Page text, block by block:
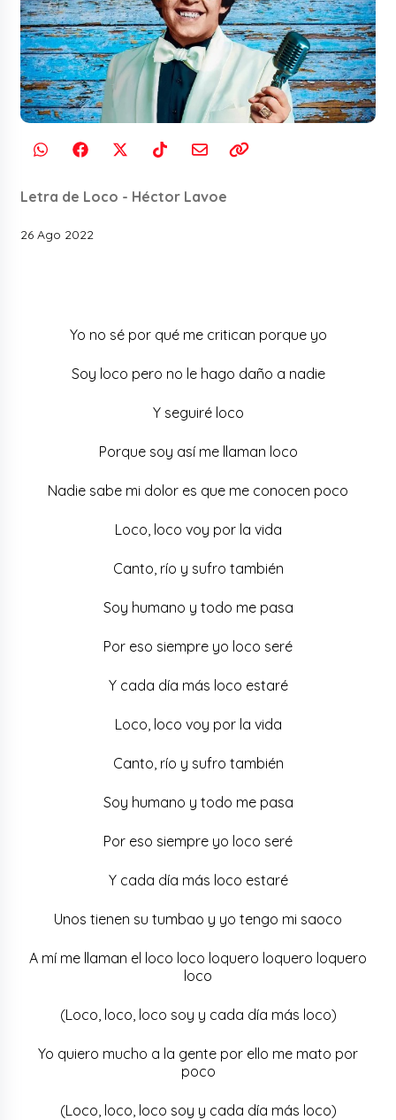
Letra de Loco - Héctor Lavoe
26 Ago 2022
Yo no sé por qué me critican porque yo
Soy loco pero no le hago daño a nadie
Y seguiré loco
Porque soy así me llaman loco
Nadie sabe mi dolor es que me conocen poco
Loco, loco voy por la vida
Canto, río y sufro también
Soy humano y todo me pasa
Por eso siempre yo loco seré
Y cada día más loco estaré
Loco, loco voy por la vida
Canto, río y sufro también
Soy humano y todo me pasa
Por eso siempre yo loco seré
Y cada día más loco estaré
Unos tienen su tumbao y yo tengo mi saoco
A mí me llaman el loco loco loquero loquero loquero
loco
(Loco, loco, loco soy y cada día más loco)
Yo quiero mucho a la gente por ello me mato por
poco
(Loco, loco, loco soy y cada día más loco)